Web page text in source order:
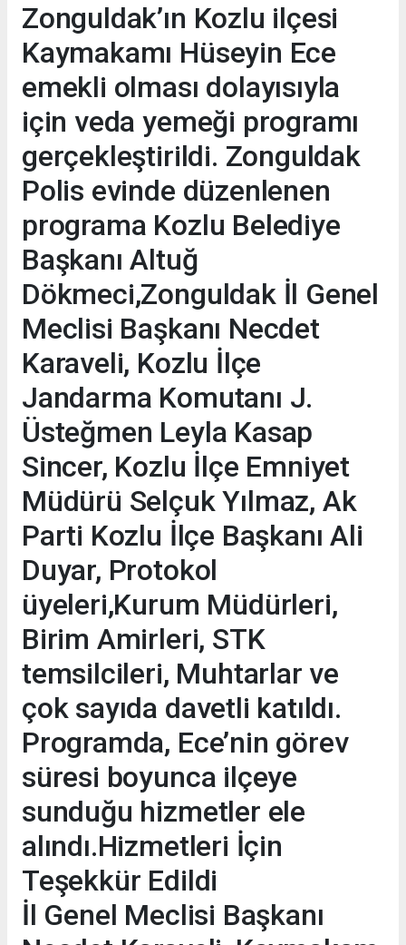
Zonguldak’ın Kozlu ilçesi
Kaymakamı Hüseyin Ece
emekli olması dolayısıyla
için veda yemeği programı
gerçekleştirildi. Zonguldak
Polis evinde düzenlenen
programa Kozlu Belediye
Başkanı Altuğ
Dökmeci,Zonguldak İl Genel
Meclisi Başkanı Necdet
Karaveli, Kozlu İlçe
Jandarma Komutanı J.
Üsteğmen Leyla Kasap
Sincer, Kozlu İlçe Emniyet
Müdürü Selçuk Yılmaz, Ak
Parti Kozlu İlçe Başkanı Ali
Duyar, Protokol
üyeleri,Kurum Müdürleri,
Birim Amirleri, STK
temsilcileri, Muhtarlar ve
çok sayıda davetli katıldı.
Programda, Ece’nin görev
süresi boyunca ilçeye
sunduğu hizmetler ele
alındı.Hizmetleri İçin
Teşekkür Edildi
İl Genel Meclisi Başkanı